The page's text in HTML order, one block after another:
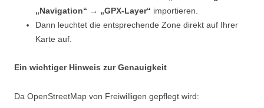
„Navigation“ → „GPX-Layer“ importieren.
Dann leuchtet die entsprechende Zone direkt auf Ihrer
Karte auf.
Ein wichtiger Hinweis zur Genauigkeit
Da OpenStreetMap von Freiwilligen gepflegt wird: